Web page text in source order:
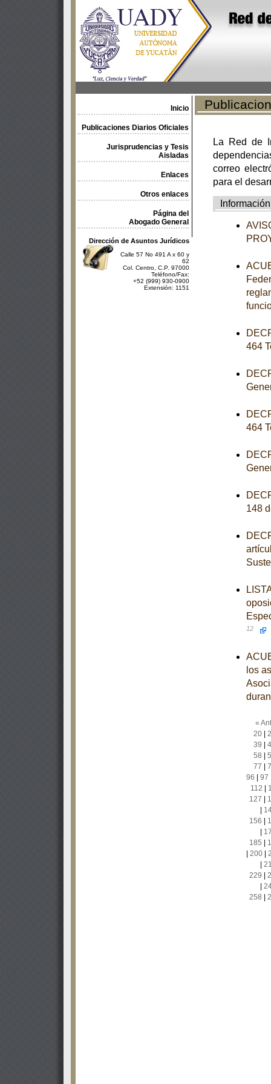
Inicio
Publicaciones Diarios Oficiales
Jurisprudencias y Tesis
Aisladas
Enlaces
Otros enlaces
Página del
Abogado General
Dirección de Asuntos Jurídicos
Calle 57 No 491 A x 60 y
62
Col. Centro, C.P. 97000
Teléfono/Fax:
+52 (999) 930-0900
Extensión: 1151
La Red de
correo
para el
Información
464
464
148
12
los
«
20|
39
58
77
96
97
112
127
156
185
200|
229
258